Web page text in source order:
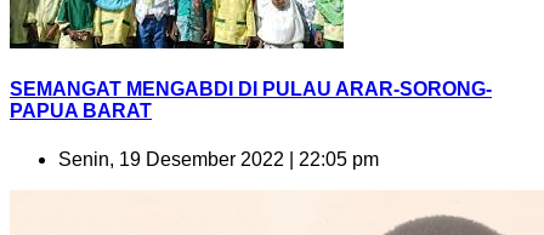
SEMANGAT MENGABDI DI PULAU ARAR-SORONG-
PAPUA BARAT
Senin, 19 Desember 2022 | 22:05 pm